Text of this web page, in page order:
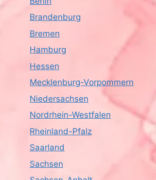
Brandenburg
Bremen
Hamburg
Hessen
Mecklenburg-Vorpommern
Niedersachsen
Nordrhein-Westfalen
Rheinland-Pfalz
Saarland
Sachsen